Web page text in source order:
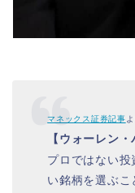
マネックス証券記事
【ウォーレン
プロではない投
い銘柄を選ぶこ